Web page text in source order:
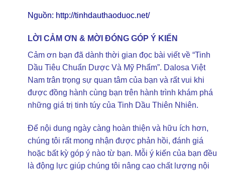
Nguồn: http://tinhdauthaoduoc.net/
LỜI CẢM ƠN & MỜI ĐÓNG GÓP Ý KIẾN
Cảm ơn bạn đã dành thời gian đọc bài viết về “Tinh
Dầu Tiêu Chuẩn Dược Và Mỹ Phẩm”. Dalosa Việt
Nam trân trọng sự quan tâm của bạn và rất vui khi
được đồng hành cùng bạn trên hành trình khám phá
những giá trị tinh túy của Tinh Dầu Thiên Nhiên.
Để nội dung ngày càng hoàn thiện và hữu ích hơn,
chúng tôi rất mong nhận được phản hồi, đánh giá
hoặc bất kỳ góp ý nào từ bạn. Mỗi ý kiến của bạn đều
là động lực giúp chúng tôi nâng cao chất lượng nội